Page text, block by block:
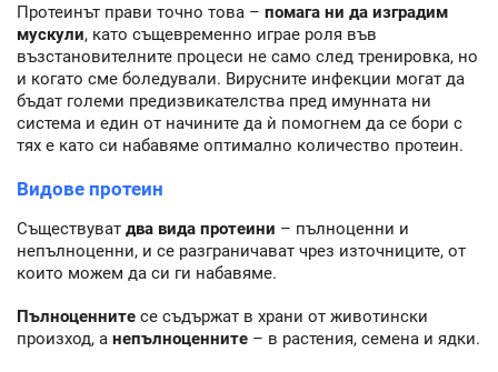
Протеинът прави точно това – помага ни да изградим
мускули, като същевременно играе роля във
възстановителните процеси не само след тренировка, но
и когато сме боледували. Вирусните инфекции могат да
бъдат големи предизвикателства пред имунната ни
система и един от начините да ѝ помогнем да се бори с
тях е като си набавяме оптимално количество протеин.
Видове протеин
Съществуват два вида протеини – пълноценни и
непълноценни, и се разграничават чрез източниците, от
които можем да си ги набавяме.
Пълноценните се съдържат в храни от животински
произход, а непълноценните – в растения, семена и ядки.